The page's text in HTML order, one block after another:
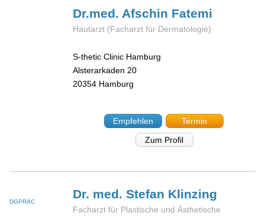
Dr.med. Afschin Fatemi
Hautarzt (Facharzt für Dermatologie)
S-thetic Clinic Hamburg
Alsterarkaden 20
20354 Hamburg
Empfehlen
Termin
Zum Profil
DGPRÄC
Dr. med. Stefan Klinzing
Facharzt für Plastische und Ästhetische